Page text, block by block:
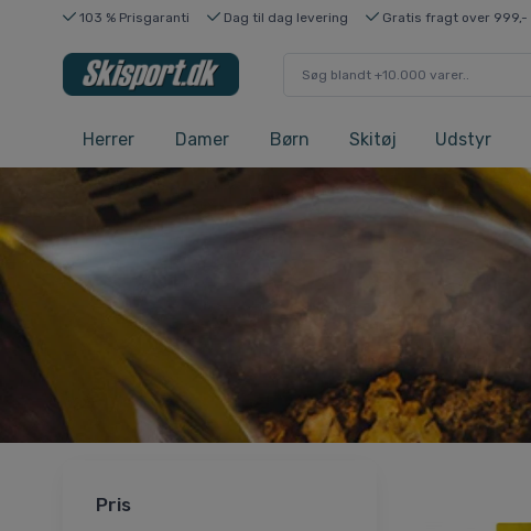
103 % Prisgaranti Dag til dag levering Gratis fragt over 999,-
Herrer Damer Børn Skitøj Udstyr
Pris